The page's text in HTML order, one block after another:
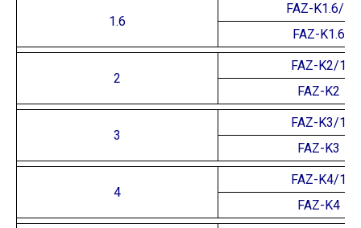
1.6
FAZ-K1.6/1
FAZ-K1.6
2
FAZ-K2/1
FAZ-K2
3
FAZ-K3/1
FAZ-K3
4
FAZ-K4/1
FAZ-K4